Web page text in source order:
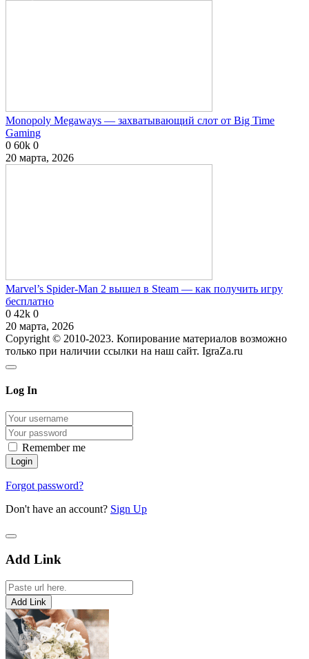
Monopoly Megaways — захватывающий слот от Big Time
Gaming
0 60k 0
20 марта, 2026
Marvel’s Spider-Man 2 вышел в Steam — как получить игру
бесплатно
0 42k 0
20 марта, 2026
Copyright © 2010-2023. Копирование материалов возможно
только при наличии ссылки на наш сайт. IgraZa.ru
Log In
Remember me
Forgot password?
Don't have an account? Sign Up
Add Link
Add Link